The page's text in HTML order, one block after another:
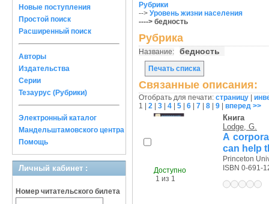
Новые поступления
Простой поиск
Расширенный поиск
Авторы
Издательства
Серии
Тезаурус (Рубрики)
Электронный каталог
Мандельштамовского центра
Помощь
Личный кабинет :
Номер читательского билета
Рубрики
--> Уровень жизни населения
----> бедность
Рубрика
Название: бедность
Печать списка
Связанные описания:
Отобрать для печати: страницу
1
2 3 4 5 6 7 8 9 вперед >>
Доступно
1 из 1
Книга
Lodge, G.
A
can help
Princeton
ISBN 0-691-